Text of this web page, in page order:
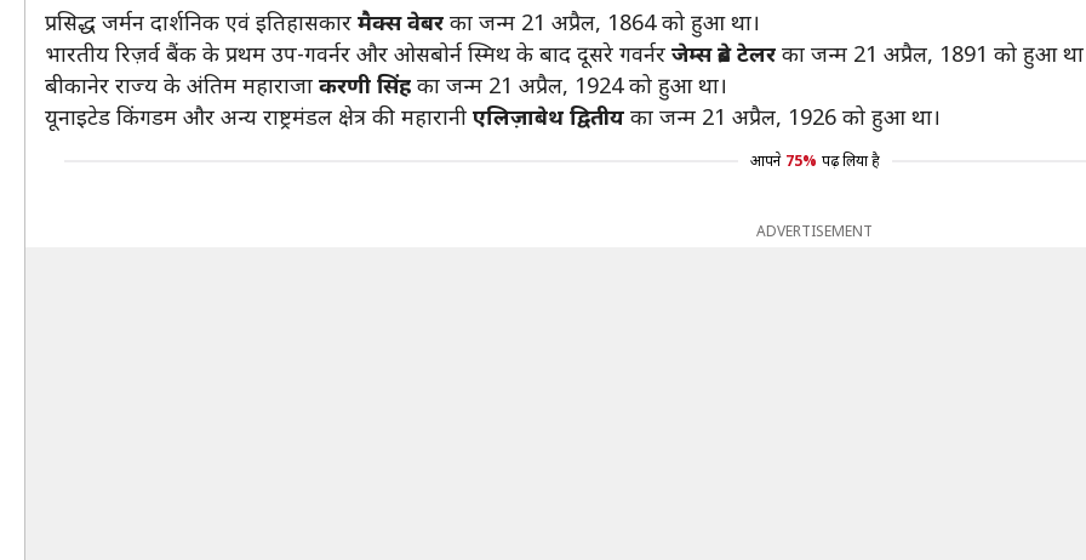
प्रसिद्ध जर्मन दार्शनिक एवं इतिहासकार मैक्स वेबर का जन्म 21 अप्रैल, 1864 को हुआ था।
भारतीय रिज़र्व बैंक के प्रथम उप-गवर्नर और ओसबोर्न स्मिथ के बाद दूसरे गवर्नर जेम्स ब्रेड टेलर का जन्म 21 अप्रैल, 1891 को हुआ
बीकानेर राज्य के अंतिम महाराजा करणी सिंह का जन्म 21 अप्रैल, 1924 को हुआ था।
यूनाइटेड किंगडम और अन्य राष्ट्रमंडल क्षेत्र की महारानी एलिज़ाबेथ द्वितीय का जन्म 21 अप्रैल, 1926 को हुआ था।
आपने 75% पढ़ लिया है
ADVERTISEMENT